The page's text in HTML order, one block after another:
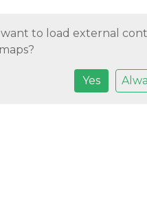
to load external
?
Yes